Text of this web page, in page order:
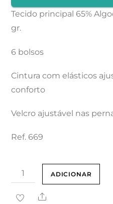
Tecido principal 65%
gr.
6 bolsos
Cintura com elásticos
conforto
Velcro ajustável nas
Ref. 669
Quantidade
de
Calça
ADICIONAR
Share